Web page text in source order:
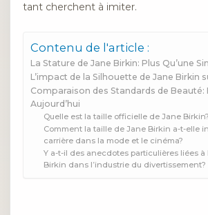
tant cherchent à imiter.
Contenu de l'article :
La Stature de Jane Birkin: Plus Qu’une
L’impact de la Silhouette de Jane Birkin
Comparaison des Standards de Beauté:
Aujourd’hui
Quelle est la taille officielle de Jane Birkin?
Comment la taille de Jane Birkin a-t-elle
carrière dans la mode et le cinéma?
Y a-t-il des anecdotes particulières liées
Birkin dans l’industrie du divertissement?